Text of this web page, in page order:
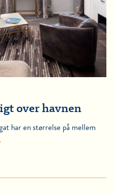
over havnen
har en størrelse på mellem